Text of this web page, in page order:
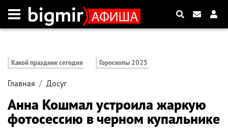
Какой праздник сегодня Гороскопы 2025
Главная Досуг
Анна Кошмал устроила жаркую
фотосессию в черном купальнике